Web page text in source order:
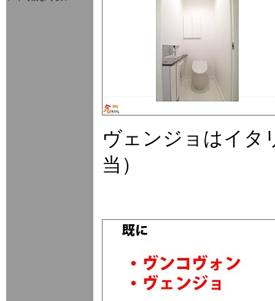
ヴェンジョはイタ
当）